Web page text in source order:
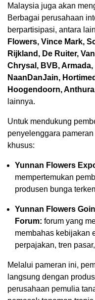
Malaysia juga akan
Berbagai perusahaan
berpartisipasi, antara lain
Flowers, Vince Mark,
Rijkland, De Ruiter,
Chrysal, BVB,
NaanDanJain,
Hoogendoorn,
lainnya.
Untuk mendukung
penyelenggara
khusus:
Yunnan Flowers
mempertemukan
produsen bunga
Yunnan Flowers
Forum: forum yang
membahas kebijakan
perpajakan, tren
Melalui pameran ini,
langsung dengan
perusahaan pemulia